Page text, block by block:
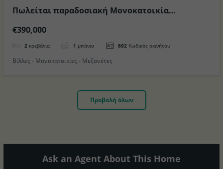
Πωλείται παραδοσιακή Μονοκατοικία
€390,000
2 κρεβάτια 1 μπάνιο 892 Κωδικός ακινήτου
Βίλλες - Μονοκατοικίες - Μεζονέτες
Προβολή όλων
Ask an Agent About This Home